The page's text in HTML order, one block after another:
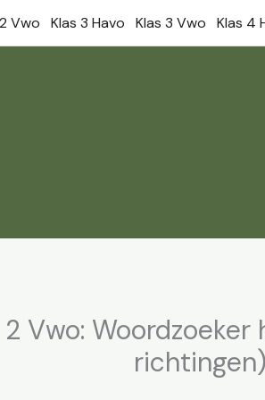
Vwo Klas 3 Havo Klas 3 Vwo Klas 4
2 Vwo:
richtingen)